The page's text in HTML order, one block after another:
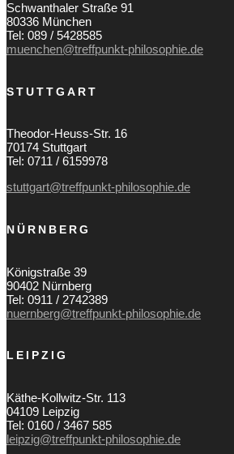
Schwanthaler Straße 91
80336 München
Tel: 089 / 5428585
muenchen@treffpunkt-philosophie.de
STUTTGART
Theodor-Heuss-Str. 16
70174 Stuttgart
Tel: 0711 / 6159978
stuttgart@treffpunkt-philosophie.de
NÜRNBERG
Königstraße 39
90402 Nürnberg
Tel: 0911 / 2742389
nuernberg@treffpunkt-philosophie.de
LEIPZIG
Käthe-Kollwitz-Str. 113
04109 Leipzig
Tel: 0160 / 3467 585
leipzig@treffpunkt-philosophie.de